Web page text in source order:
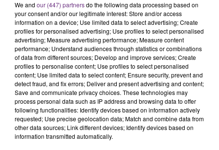
L'INSPECTION DU TRAVAIL RAPPELLE À
L'ORDRE SUR LES CONDITIONS DE...
Alors que les dates de début des vendange 2026
s'est avéré être plus précoce que prévu,
l'inspection du Travail en profite pour rappeler
les conditions de...
TITRES DIFFUSÉS
23h16
23h16
We and our (447) partnersdo the following data processing based on
your consent and/or our legitimate interest: Store and/or access
information on a device; Use limited data to select advertising; Create
profiles for personalised advertising; Use profiles to select personalised
advertising; Measure advertising performance; Measure content
performance; Understand audiences through statistics or combinations
of data from different sources; Develop and improve services; Create
profiles to personalise content; Use profiles to select personalised
content; Use limited data to select content; Ensure security, prevent and
detect fraud, and fix errors; Deliver and present advertising and content;
Save and communicate privacy choices. These technologies may
process personal data such as IP address and browsing data to offer
following functionalities: Identify devices based on information actively
requested; Use precise geolocation data; Match and combine data from
other data sources; Link different devices; Identify devices based on
information transmitted automatically.